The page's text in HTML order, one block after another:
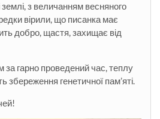
з величанням весняного
вірили, що писанка має
добро, щастя, захищає від
гарно проведений час, теплу
збереження генетичної пам’яті.